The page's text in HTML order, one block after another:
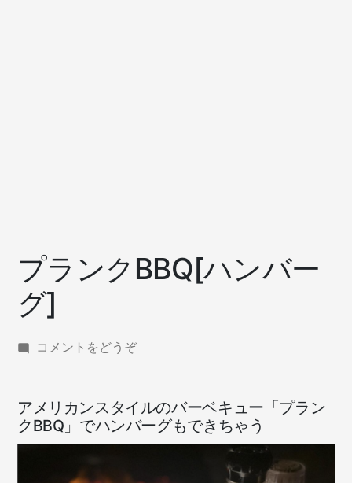
プランクBBQ[ハンバー
グ]
コメントをどうぞ(プ
ク
BBQ[ハ
アメリカンスタイルのバーベキュー「プラン
クBBQ」でハンバーグもできちゃう